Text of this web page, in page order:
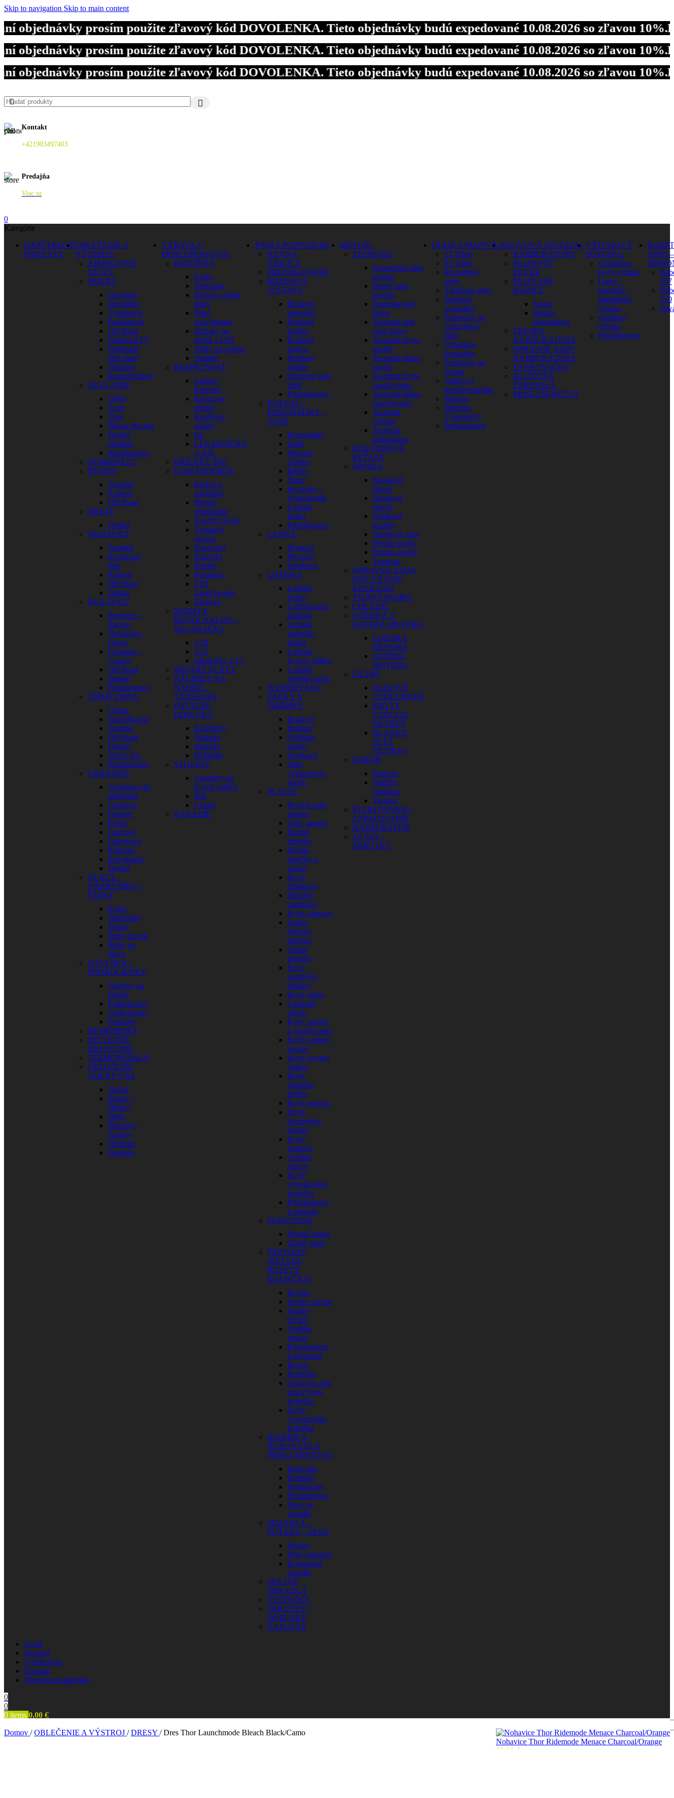
Skip to navigation Skip to main content
prosím použite zľavový kód DOVOLENKA. Tieto objednávky budú expedované 10.08.2026 so zľavou 10%.
prosím použite zľavový kód DOVOLENKA. Tieto objednávky budú expedované 10.08.2026 so zľavou 10%.
prosím použite zľavový kód DOVOLENKA. Tieto objednávky budú expedované 10.08.2026 so zľavou 10%.
Kontakt
+421903497403
Predajňa
Viac tu
0
Kategórie
DARČEKOVÉ
POUKAZY
OBLEČENIE A
VÝSTROJ
AIRBAGOVÉ
VESTY
PRILBY
Otvorené
Integrálne
Vyklápacie
Preklápacie
Off Road
Enduro/ATV
Náhradné
sklá-plexi
Doplnky
Komunikátory
OKULIARE
100%
Scott
Thor
Moose Racing
Detské
okuliare
Príslušenstvo
KOMBINÉZY
BUNDY
Textilné
Kožené
Off Road
DRESY
Detské
NOHAVICE
Textilné
Kevlarové
rifle
Kožené
Off Road
Detské
RUKAVICE
Športové –
Racing
Turistické –
Urban
Chopper –
Cruiser
Off Road
Detské
Príslušenstvo
ČIŽMY/OBUV
Urban
Sport/Racing
Touring
Off Road
Detské
Voľný čas
Príslušenstvo
CHRÁNIČE
Vkladacie do
oblečenia
Chrbtové
Hrudné
Krčné
Lakťové
Ľadvinové
Kolenné
Korytnačky
Detské
KUKLY –
NÁKRČNÍKY –
ŠATKY
Kukly
Nákrčníky
Masky
Šatky na krk
Šatky na
hlavu
NÁVLEKY –
PODKOLIENKY
Návleky na
kolená
Podkolienky
Nadkolienky
Ponožky
NEPREMOKY
REFLEXNÉ
OBLEČENIE
TERMOPRÁDLO
OBLEČENIE
VOĽNÝ ČAS
Tričká
Bundy /
Mikiny
Obuv
Šiltovky /
Čiapky
Okuliare
Doplnky
VÝBAVA A
PRÍSLUŠENSTVO
BATOŽINA
Kufre
Tankvaky
Bočné a zadné
tašky
Pitné
vaky/batohy
Držiaky na
mobil a GPS
Tašky na stehno
Ostatné
BEZPEČNOSŤ
Gurtne /
Popruhy
Reťazové
zámky
Kotúčové
zámky
Iné
LEKÁRNIČKY
A INÉ
DRŽIAKY ŠPZ
ELEKTRODIELY
Batérie a
nabíjačky
Merače
motohodín
Sviečky NGK
Vypínače
motora
Smerovky
Žiarovky
Poistky
Prepínače
CDI
Zapaľovanie
Zásuvky
MODELY
MOTOCYKLOV –
SKLADAČKY
1:18
1:12
Skladačky 1:12
MOTOPLACHTY
NÁLEPKY NA
NÁDRŽ –
TANKPADY
OSTATNÉ
DOPLNKY
Kľúčenky
Nálepky
Hrnčeky
Dáždniky
STOJANY
Adaptéry na
kyvnú vidlicu
MX
Cestné
NÁRADIE
RÁM A PODVOZOK
KYVNÁ
VIDLICA
PREPÁKOVANIE
BRZDOVÁ
SÚSTAVA
Brzdové
platničky
Brzdové
kotúče
Brzdové
hadice
Brzdové
pedále
Opravné sady
bŕzd
Príslušenstvo
KOLESÁ –
PNEUMATIKY –
DUŠE
Pneumatiky
Duše
Mousse-
Tubliss
Ráfiky
Špice
Rozperky /
Vymedzenia
Ložiská
kolies
Príslušenstvo
LANKÁ
Brzdové
Plynové
Spojkové
LOŽISKÁ
Ložiská
kolies
Ložiská krku
riadenia
Ložiská
zadného
tlmiča
Ložiská
kyvnej vidlice
Ložiská
prepákovania
NAHRIEVÁKY
PÁČKY A
OBJÍMKY
Brzdové
Radiace
Objímky
spojky
Spojkové
Sada
výklopných
páčok
PLASTY
Restyle sady
plastov
Sady plastov
Predné
blatníky
Predné
tabuľky a
masky
Kryty
chladičov
Mriežky
chladičov
Kryty airboxu
Zadné
(bočné)
tabuľky
Zadné
blatníky
Kryty
predných
tlmičov
Kryty rámu
Chrániče
páčok
Kryty spojky
a zapaľovania
Kryty vodnej
pumpy
Kryty kyvnej
vidlice
Kryty
zadného
tlmiča
Kryty motora
Kryty
brzdového
kotúča
Kryty
polepov
Vodítka
reťaze
Kryty
vývodového
koliečka
Príslušenstvo
k plastom
PODVOZOK
Predné tlmiče
Zadný tlmič
PREVODY
(REŤAZE,
ROZETY,
KOLIEČKA)
Reťaze
Spojky reťaze
Kladky
reťaze
Vodítka
reťaze
Príslušenstvo
k reťaziam
Rozety
Koliečka
Opravná sada
pod vývod.
koliečko
Kryty
vývodového
koliečka
RIADIDLÁ,
RUKOVÄTE A
PRÍSLUŠENSTVO
Rukoväte
Riadidlá
Rýchlopaly
Príslušenstvo
Peny na
riadidlá
SEDADLÁ –
POŤAHY – PENY
Poťahy
Peny sedadiel
Kompletné
sedadlá
SPÄTNÉ
ZRKADLÁ
STUPAČKY
SKRUTKY /
DOPLNKY
KAPOTÁŽ
MOTOR
TESNENIA
Kompletné sady
tesnení
Horné sady
tesnení
Tesnenia pod
hlavu
Tesnenia pod
veko hlavy
Tesnenia krytu
spojky
Tesnenia bloku
spojky
Tesnenia krytu
zapaľovania
Tesnenia bloku
zapaľovania
Tesnenia
výfuku
Tesnenia
karburátora
ROZVODOVÉ
REŤAZE
SPOJKA
Spojkové
lamely
Spojkové
plechy
Spojkové
pružiny
Spojkové sady
Piestik spojky
Pumpa spojky
Tesnenia
OPRAVNÁ SADA
POD VÝVOD.
KOLIEČKO
VODNÁ PUMPA
CHLADIČ
LOŽISKÁ A
GUFERÁ MOTORA
LOŽISKÁ
MOTORA
GUFERÁ
MOTORA
FILTRE
OLEJOVÉ
VZDUCHOVÉ
KRYTY
VZDUCH.
FILTROV
HLAVICE
OLEJ.
FILTROV
POHON
Remene
Valčeky
variátora
Variátor
ŠTARTOVANIE /
ZAPAĽOVANIE
KARBURÁTOR
ZÁTKY /
SKRUTKY
OLEJE A MAZIVÁ
2T Oleje
4T Oleje
Prevodové
oleje
Tlmičové oleje
Brzdové
kvapaliny
Prípravky na
vzduchové
filtre
Chladiace
kvapaliny
Prípravky na
reťaze
Aditíva a
motokozmetika
Magura
Motorex
Výpredaj!!!
Príslušenstvo
PALIVOVÁ SÚSTAVA
KARBURÁTORY
PALIVOVÉ
FILTRE
PALIVOVÉ
HADICE
Spony
Hadice
karburátora
TRYSKY
KARBURÁTORA
OPRAVNÉ SADY
KARBURÁTORA
TANKOVAČKY
PALIVOVÉ
ČERPADLÁ
PRÍSLUŠENSTVO
VÝFUKOVÁ
SÚSTAVA
Chrániče a
kryty výfuku
Gumy –
tesnenia –
silentbloky
výfuku
Objímky
výfuku
Príslušenstvo
JAWA –
207
210
Úvod
Obchod
Výrobcovia
Kontakt
Obuvnícke materiály
0
0
0 items 0,00 €
Domov / OBLEČENIE A VÝSTROJ / DRESY / Dres Thor Launchmode Bleach Black/Camo
Nohavice Thor Ridemode Menace Charcoal/Orange
89,90 €